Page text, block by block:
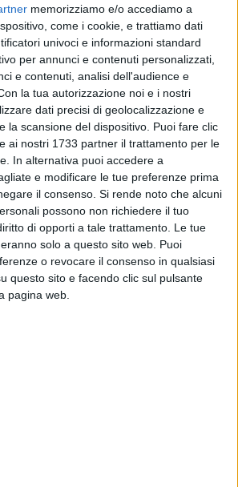
memorizziamo e/o accediamo a
come i cookie, e trattiamo dati
univoci e informazioni standard
per annunci e contenuti personalizzati,
e contenuti, analisi dell'audience e
la tua autorizzazione noi e i nostri
dati precisi di geolocalizzazione e
la scansione del dispositivo. Puoi fare clic
ai nostri 1733 partner il trattamento per le
In alternativa puoi accedere a
e modificare le tue preferenze prima
il consenso. Si rende noto che alcuni
possono non richiedere il tuo
di opporti a tale trattamento. Le tue
solo a questo sito web. Puoi
o revocare il consenso in qualsiasi
questo sito e facendo clic sul pulsante
pagina web.